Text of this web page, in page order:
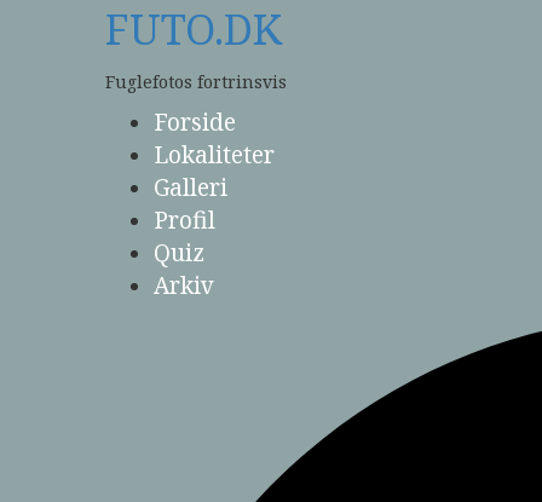
FUTO.DK
Fuglefotos fortrinsvis
Forside
Lokaliteter
Galleri
Profil
Quiz
Arkiv